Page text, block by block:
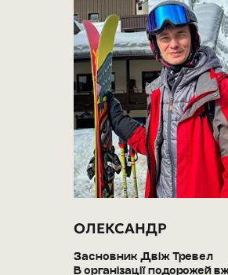
ОЛЕКСАНДР
Засновник Двіж Тревел
В організації подорожей